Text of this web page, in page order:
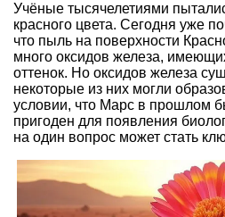
Учёные тысячелетиями
красного цвета. Сегодня уже
что пыль на поверхности
много оксидов железа,
оттенок. Но оксидов железа
некоторые из них могли
условии, что Марс в прошлом
пригоден для появления
на один вопрос может стать